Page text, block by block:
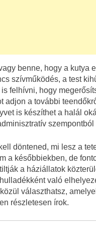
benne, hogy a kutya
szívműködés, a test
felhívni, hogy
adjon a további
is készíthet a halál
szempontból
döntened, mi lesz a
a későbbiekben, de
a háziállatok
való
választhatsz,
részletesen írok.